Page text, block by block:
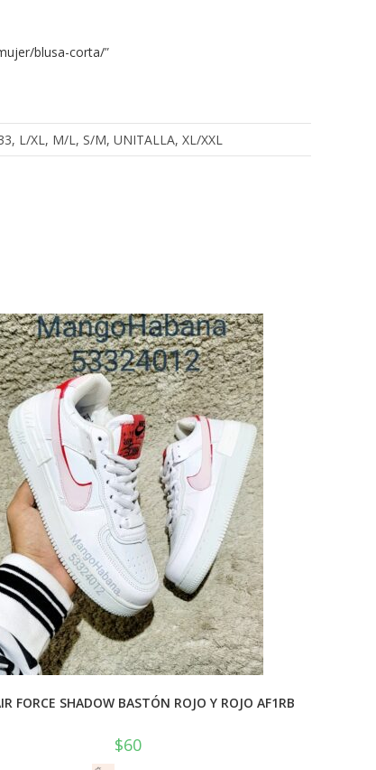
blusa-corta/”
L/XL, M/L, S/M, UNITALLA, XL/XXL
FORCE SHADOW BASTÓN ROJO Y ROJO AF1RB
$60